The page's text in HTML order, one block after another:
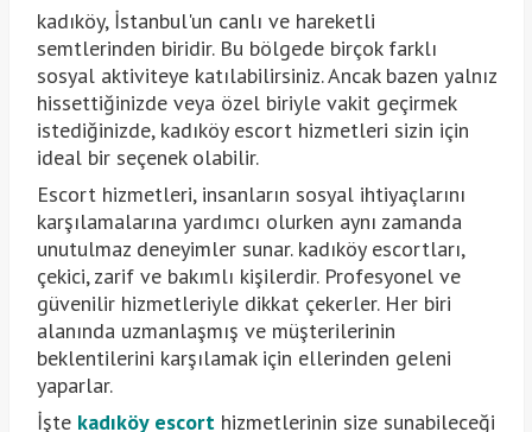
kadıköy, İstanbul'un canlı ve hareketli
semtlerinden biridir. Bu bölgede birçok farklı
sosyal aktiviteye katılabilirsiniz. Ancak bazen yalnız
hissettiğinizde veya özel biriyle vakit geçirmek
istediğinizde, kadıköy escort hizmetleri sizin için
ideal bir seçenek olabilir.
Escort hizmetleri, insanların sosyal ihtiyaçlarını
karşılamalarına yardımcı olurken aynı zamanda
unutulmaz deneyimler sunar. kadıköy escortları,
çekici, zarif ve bakımlı kişilerdir. Profesyonel ve
güvenilir hizmetleriyle dikkat çekerler. Her biri
alanında uzmanlaşmış ve müşterilerinin
beklentilerini karşılamak için ellerinden geleni
yaparlar.
İşte kadıköy escorthizmetlerinin size sunabileceği